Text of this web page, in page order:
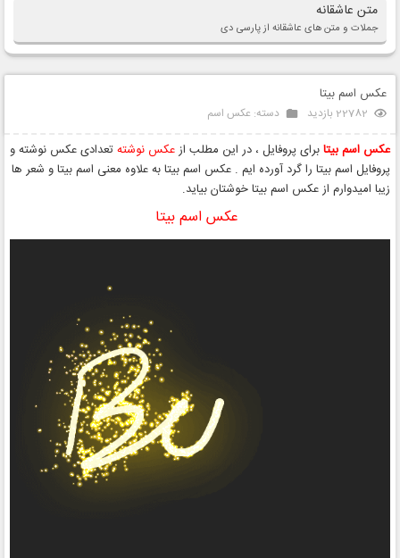
متن عاشقانه
جملات و متن های عاشقانه از پارسی دی
عکس اسم بیتا
22782 بازدید دسته: عکس اسم
عکس اسم بیتا برای پروفایل ، در این مطلب از عکس نوشته تعدادی عکس نوشته و
پروفایل اسم بیتا را گرد آورده ایم . عکس اسم بیتا به علاوه معنی اسم بیتا و شعر ها
زیبا امیدوارم از عکس اسم بیتا خوشتان بیاید.
عکس اسم بیتا